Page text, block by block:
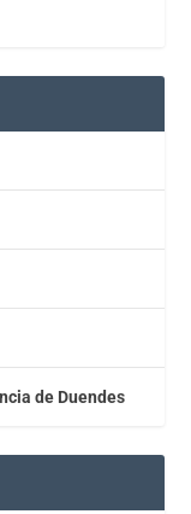
de Duendes